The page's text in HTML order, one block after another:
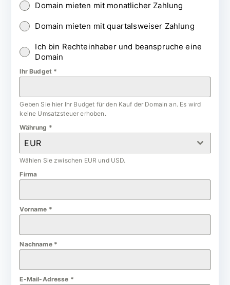
Domain mieten mit monatlicher Zahlung
Domain mieten mit quartalsweiser Zahlung
Ich bin Rechteinhaber und beanspruche eine
Domain
Ihr Budget *
Geben Sie hier Ihr Budget für den Kauf der Domain an. Es wird
keine Umsatzsteuer erhoben.
Währung *
EUR
Wählen Sie zwischen EUR und USD.
Firma
Vorname *
Nachname *
E-Mail-Adresse *